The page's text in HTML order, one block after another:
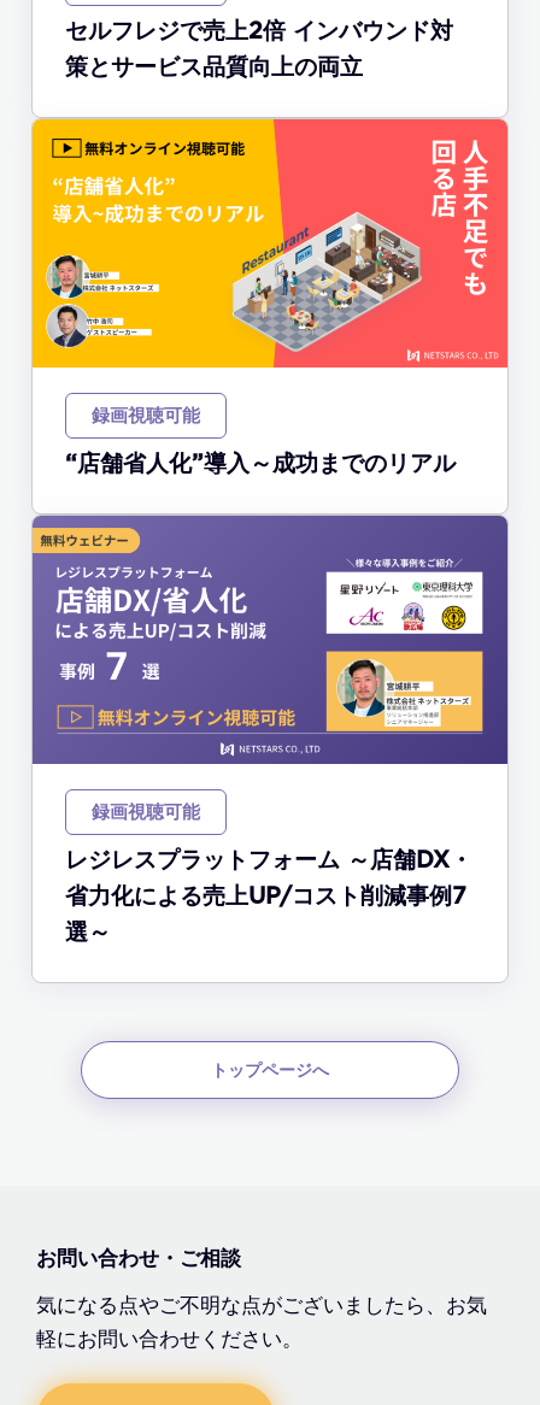
セルフレジで売上2倍 インバウンド対
策とサービス品質向上の両立
録画視聴可能
“店舗省人化”導入～成功までのリアル
録画視聴可能
レジレスプラットフォーム ～店舗DX・
省力化による売上UP/コスト削減事例7
選～
トップページへ
お問い合わせ・ご相談
気になる点やご不明な点がございましたら、お気
軽にお問い合わせください。